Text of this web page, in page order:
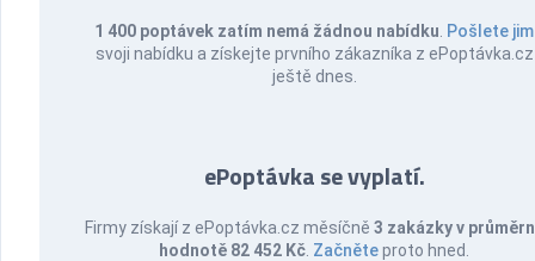
1 400 poptávek zatím nemá žádnou nabídku Pošlete jim
svoji nabídku a získejte prvního zákazníka z ePoptávka.cz
ještě dnes.
ePoptávka se vyplatí.
Firmy získají z ePoptávka.cz měsíčně 3 zakázky v
hodnotě 82 452 Kč Začněteproto hned.